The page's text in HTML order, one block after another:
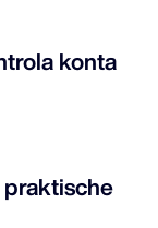
konta
praktische